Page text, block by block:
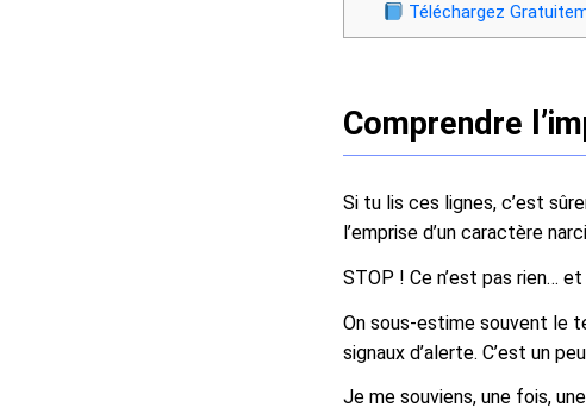
Téléchargez
Comprendre
Si tu lis ces lignes, c’est
l’emprise d’un caractère
STOP ! Ce n’est pas rien… et
On sous-estime souvent le
signaux d’alerte. C’est un
Je me souviens, une fois,